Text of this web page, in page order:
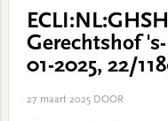
Gerechtshof
01-2025, 22/
27 maart 2025DOOR